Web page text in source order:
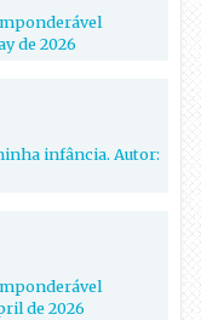
de 2026
infância. Autor:
de 2026